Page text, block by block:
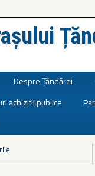
Despre Țăndărei
achizitii publice